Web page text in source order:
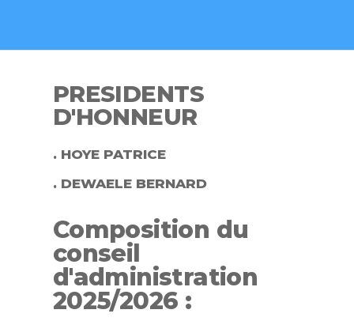
PRESIDENTS
D'HONNEUR
. HOYE PATRICE
. DEWAELE BERNARD
Composition du
conseil
d'administration
2025/2026 :